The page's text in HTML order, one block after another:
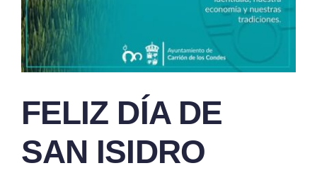
FELIZ DÍA DE
SAN ISIDRO